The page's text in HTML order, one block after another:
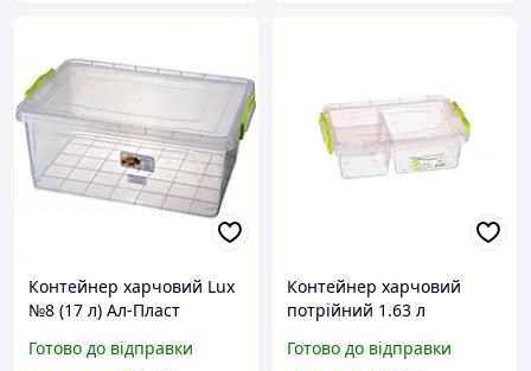
Контейнер харчовий Lux
№8 (17 л) Ал-Пласт
Готово до відправки
Контейнер харчовий
потрійний 1.63 л
TWIN №3
Готово до відправки